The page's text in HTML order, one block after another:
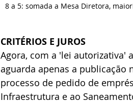
8 a 5: somada a Mesa Diretora,
CRITÉRIOS E JUROS
Agora, com a 'lei autorizativa'
aguarda apenas a
processo de pedido de
Infraestrutura e ao